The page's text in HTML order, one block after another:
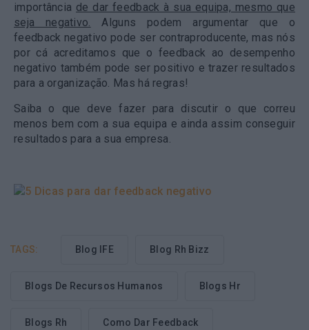
importância de dar feedback à sua equipa, mesmo que
seja negativo. Alguns podem argumentar que o
feedback negativo pode ser contraproducente, mas nós
por cá acreditamos que o feedback ao desempenho
negativo também pode ser positivo e trazer resultados
para a organização. Mas há regras!
Saiba o que deve fazer para discutir o que correu
menos bem com a sua equipa e ainda assim conseguir
resultados para a sua empresa.
TAGS: Blog IFE Blog Rh Bizz
Blogs De Recursos Humanos Blogs Hr
Blogs Rh Como Dar Feedback